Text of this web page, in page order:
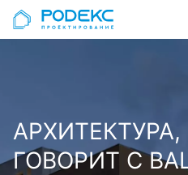
ГОВОРИТ С